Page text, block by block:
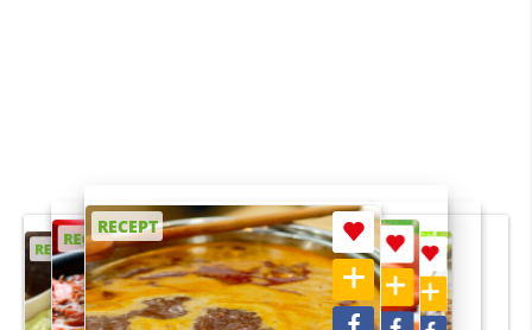
RECEPT
RECEPT
RECEPT
RECEPT
RECEPT